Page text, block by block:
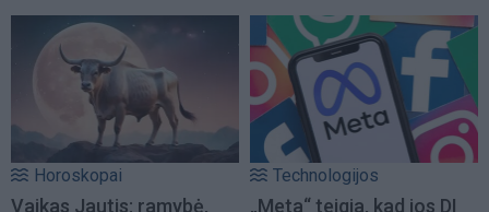
Horoskopai
Vaikas Jautis: ramybė,
Technologijos
„Meta“ teigia, kad jos DI